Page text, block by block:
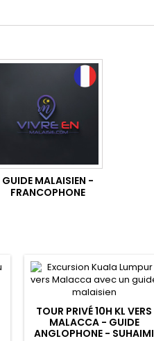
GUIDE MALAISIEN -
FRANCOPHONE
TOUR PRIVÉ 10H KL VERS
MALACCA - GUIDE
ANGLOPHONE - SUHAIMI